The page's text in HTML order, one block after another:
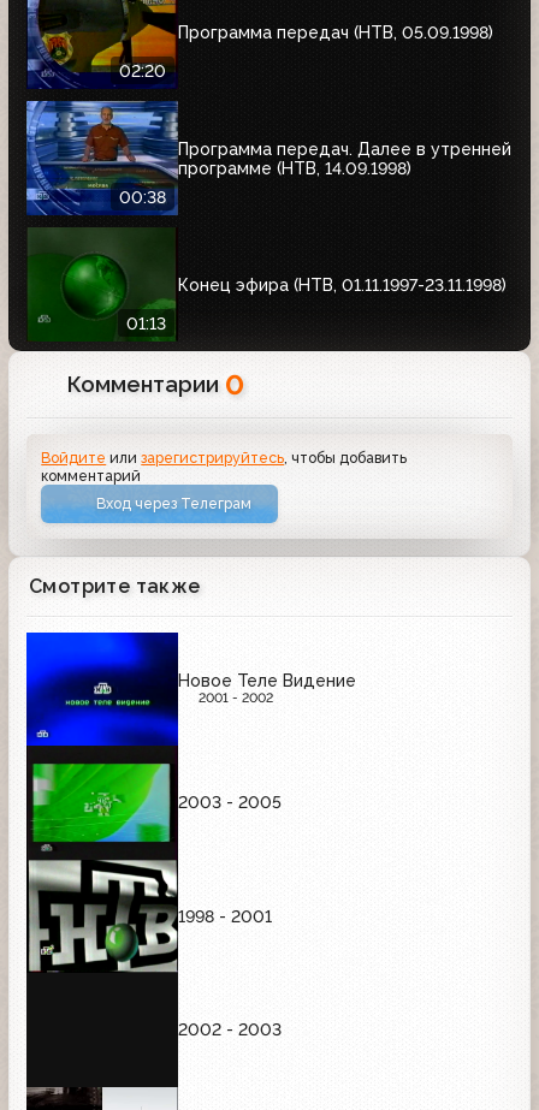
02:20
Программа передач (НТВ, 05.09.1998)
00:38
Программа передач. Далее в утренней
программе (НТВ, 14.09.1998)
01:13
Конец эфира (НТВ, 01.11.1997-23.11.1998)
Комментарии 0
Войдите илизарегистрируйтесь, чтобы добавить
комментарий
Вход через Телеграм
Смотрите также
Новое Теле Видение
2001 - 2002
2003 - 2005
1998 - 2001
2002 - 2003